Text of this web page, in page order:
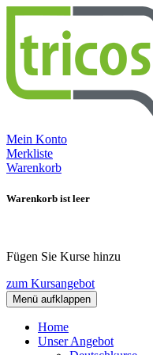
Mein Konto
Merkliste
Warenkorb
Warenkorb ist leer
Fügen Sie Kurse hinzu
zum Kursangebot
Menü aufklappen
Home
Unser Angebot